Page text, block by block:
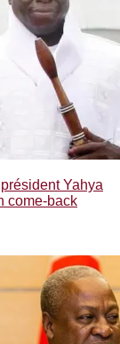
Yahya
come-back